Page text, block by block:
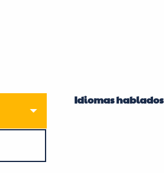
Idiomas hablados
Idiomas hablados